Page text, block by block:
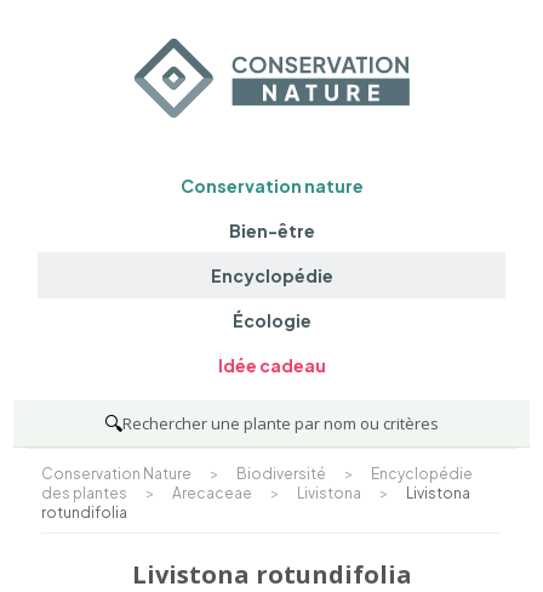
Conservation nature
Bien-être
Encyclopédie
Écologie
Idée cadeau
🔍Rechercher une plante par nom ou critères
Conservation Nature > Biodiversité >
Encyclopédie
des plantes
> Arecaceae > Livistona >
Livistona
rotundifolia
Livistona rotundifolia